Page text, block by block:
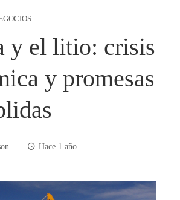
y el litio: crisis
y promesas
Hace 1 año